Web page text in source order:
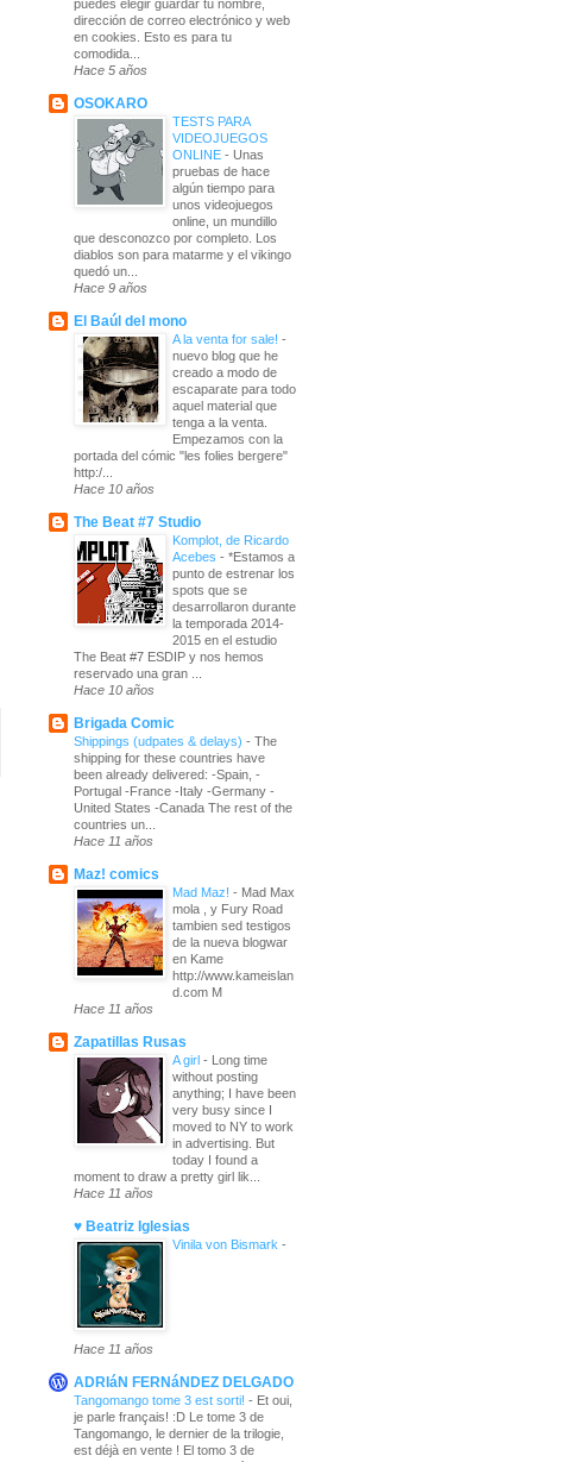
puedes elegir guardar tu nombre,
dirección de correo electrónico y web
en cookies. Esto es para tu
comodida...
Hace 5 años
OSOKARO
TESTS PARA
VIDEOJUEGOS
ONLINE - Unas
pruebas de hace
algún tiempo para
unos videojuegos
online, un mundillo
que desconozco por completo. Los
diablos son para matarme y el vikingo
quedó un...
Hace 9 años
El Baúl del mono
A la venta for sale! -
nuevo blog que he
creado a modo de
escaparate para todo
aquel material que
tenga a la venta.
Empezamos con la
portada del cómic "les folies bergere"
http:/...
Hace 10 años
The Beat #7 Studio
Komplot, de Ricardo
Acebes - *Estamos a
punto de estrenar los
spots que se
desarrollaron durante
la temporada 2014-
2015 en el estudio
The Beat #7 ESDIP y nos hemos
reservado una gran ...
Hace 10 años
Brigada Comic
Shippings (udpates & delays) - The
shipping for these countries have
been already delivered: -Spain, -
Portugal -France -Italy -Germany -
United States -Canada The rest of the
countries un...
Hace 11 años
Maz! comics
Mad Maz! - Mad Max
mola , y Fury Road
tambien sed testigos
de la nueva blogwar
en Kame
http://www.kameislan
d.com M
Hace 11 años
Zapatillas Rusas
A girl -
Long time
without posting
anything; I have been
very busy since I
moved to NY to work
in advertising. But
today I found a
moment to draw a pretty girl lik...
Hace 11 años
♥ Beatriz Iglesias
Vinila von Bismark -
Hace 11 años
ADRIáN FERNáNDEZ DELGADO
Tangomango tome 3 est sorti! - Et oui,
je parle français! :D Le tome 3 de
Tangomango, le dernier de la trilogie,
est déjà en vente ! El tomo 3 de